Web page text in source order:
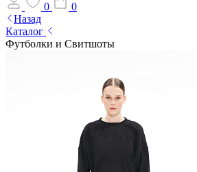
0
0
Назад
Каталог
Футболки и Свитшоты